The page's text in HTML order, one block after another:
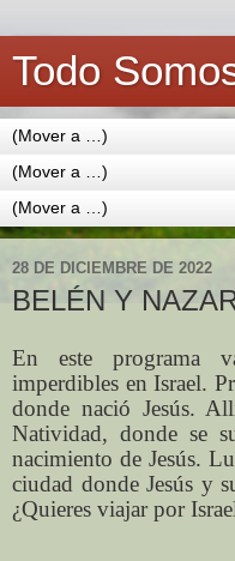
Todo
28 DE DICIEMBRE DE 2022
BELÉN Y
En este programa
imperdibles en Israel.
donde nació Jesús.
Natividad, donde se
nacimiento de Jesús.
ciudad donde Jesús y
¿Quieres viajar por